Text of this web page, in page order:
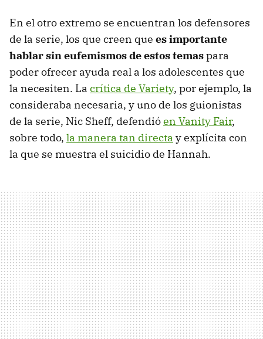
En el otro extremo se encuentran los defensores
de la serie, los que creen que es importante
hablar sin eufemismos de estos temaspara
poder ofrecer ayuda real a los adolescentes que
la necesiten. La crítica de Variety, por ejemplo, la
consideraba necesaria, y uno de los guionistas
de la serie, Nic Sheff, defendióen Vanity Fair,
sobre todo, la manera tan directa y explícita con
la que se muestra el suicidio de Hannah.